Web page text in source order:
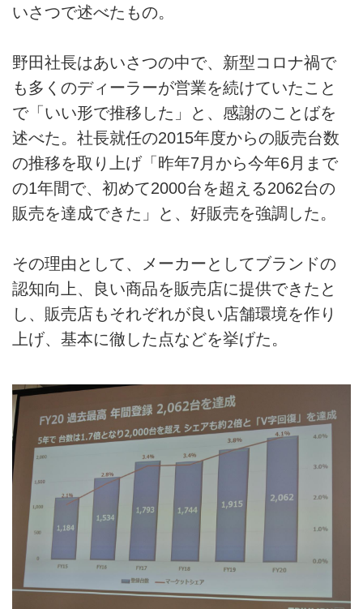
いさつで述べたもの。
野田社長はあいさつの中で、新型コロナ禍で
も多くのディーラーが営業を続けていたこと
で「いい形で推移した」と、感謝のことばを
述べた。社長就任の2015年度からの販売台数
の推移を取り上げ「昨年7月から今年6月まで
の1年間で、初めて2000台を超える2062台の
販売を達成できた」と、好販売を強調した。
その理由として、メーカーとしてブランドの
認知向上、良い商品を販売店に提供できたと
し、販売店もそれぞれが良い店舗環境を作り
上げ、基本に徹した点などを挙げた。